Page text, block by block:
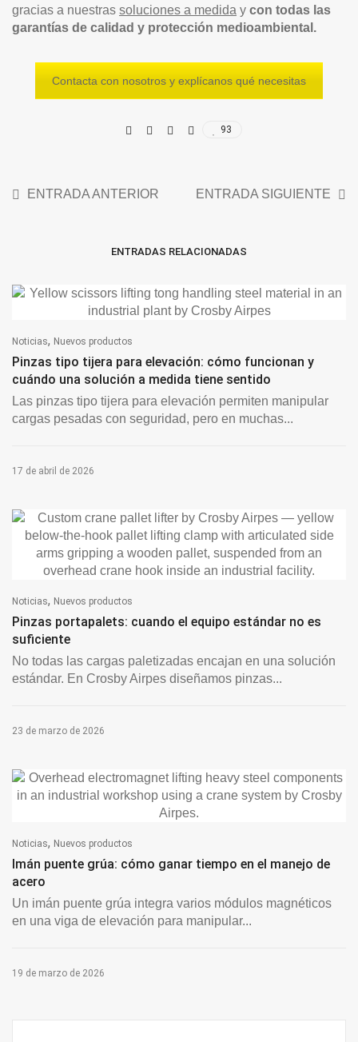
gracias a nuestras soluciones a medida y con todas las
garantías de calidad y protección medioambiental.
Contacta con nosotros y explícanos qué necesitas
93
ENTRADA ANTERIOR ENTRADA SIGUIENTE
ENTRADAS RELACIONADAS
Noticias, Nuevos productos
Pinzas tipo tijera para elevación: cómo funcionan y
cuándo una solución a medida tiene sentido
Las pinzas tipo tijera para elevación permiten manipular
cargas pesadas con seguridad, pero en muchas...
17 de abril de 2026
Noticias, Nuevos productos
Pinzas portapalets: cuando el equipo estándar no es
suficiente
No todas las cargas paletizadas encajan en una solución
estándar. En Crosby Airpes diseñamos pinzas...
23 de marzo de 2026
Noticias, Nuevos productos
Imán puente grúa: cómo ganar tiempo en el manejo de
acero
Un imán puente grúa integra varios módulos magnéticos
en una viga de elevación para manipular...
19 de marzo de 2026